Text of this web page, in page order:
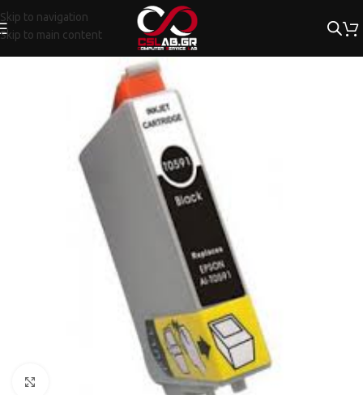
Skip to navigation
Skip to main content